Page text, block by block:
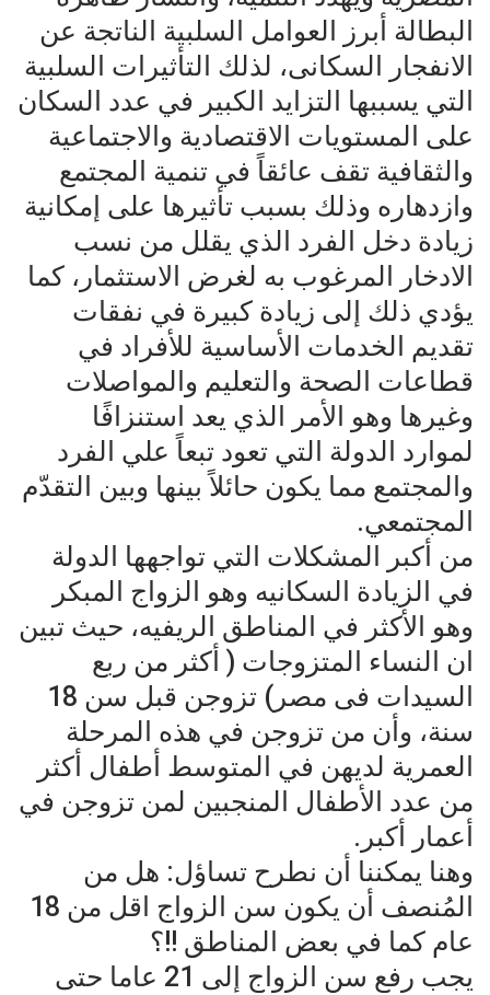
البطالة أبرز العوامل السلبية الناتجة عن
الانفجار السكانى، لذلك التأثيرات السلبية
التي يسببها التزايد الكبير في عدد السكان
على المستويات الاقتصادية والاجتماعية
والثقافية تقف عائقاً في تنمية المجتمع
وازدهاره وذلك بسبب تأثيرها على إمكانية
زيادة دخل الفرد الذي يقلل من نسب
الادخار المرغوب به لغرض الاستثمار، كما
يؤدي ذلك إلى زيادة كبيرة في نفقات
تقديم الخدمات الأساسية للأفراد في
قطاعات الصحة والتعليم والمواصلات
وغيرها وهو الأمر الذي يعد استنزافًا
لموارد الدولة التي تعود تبعاً علي الفرد
والمجتمع مما يكون حائلاً بينها وبين التقدّم
المجتمعي.
من أكبر المشكلات التي تواجهها الدولة
في الزيادة السكانيه وهو الزواج المبكر
وهو الأكثر في المناطق الريفيه، حيث تبين
ان النساء المتزوجات ( أكثر من ربع
السيدات فى مصر) تزوجن قبل سن 18
سنة، وأن من تزوجن في هذه المرحلة
العمرية لديهن في المتوسط أطفال أكثر
من عدد الأطفال المنجبين لمن تزوجن في
أعمار أكبر.
وهنا يمكننا أن نطرح تساؤل: هل من
المُنصف أن يكون سن الزواج اقل من 18
عام كما في بعض المناطق !!؟
يجب رفع سن الزواج إلى 21 عاما حتى